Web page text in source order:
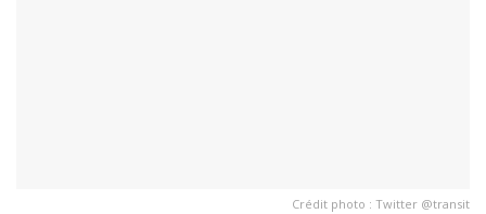
Crédit photo : Twitter @transit